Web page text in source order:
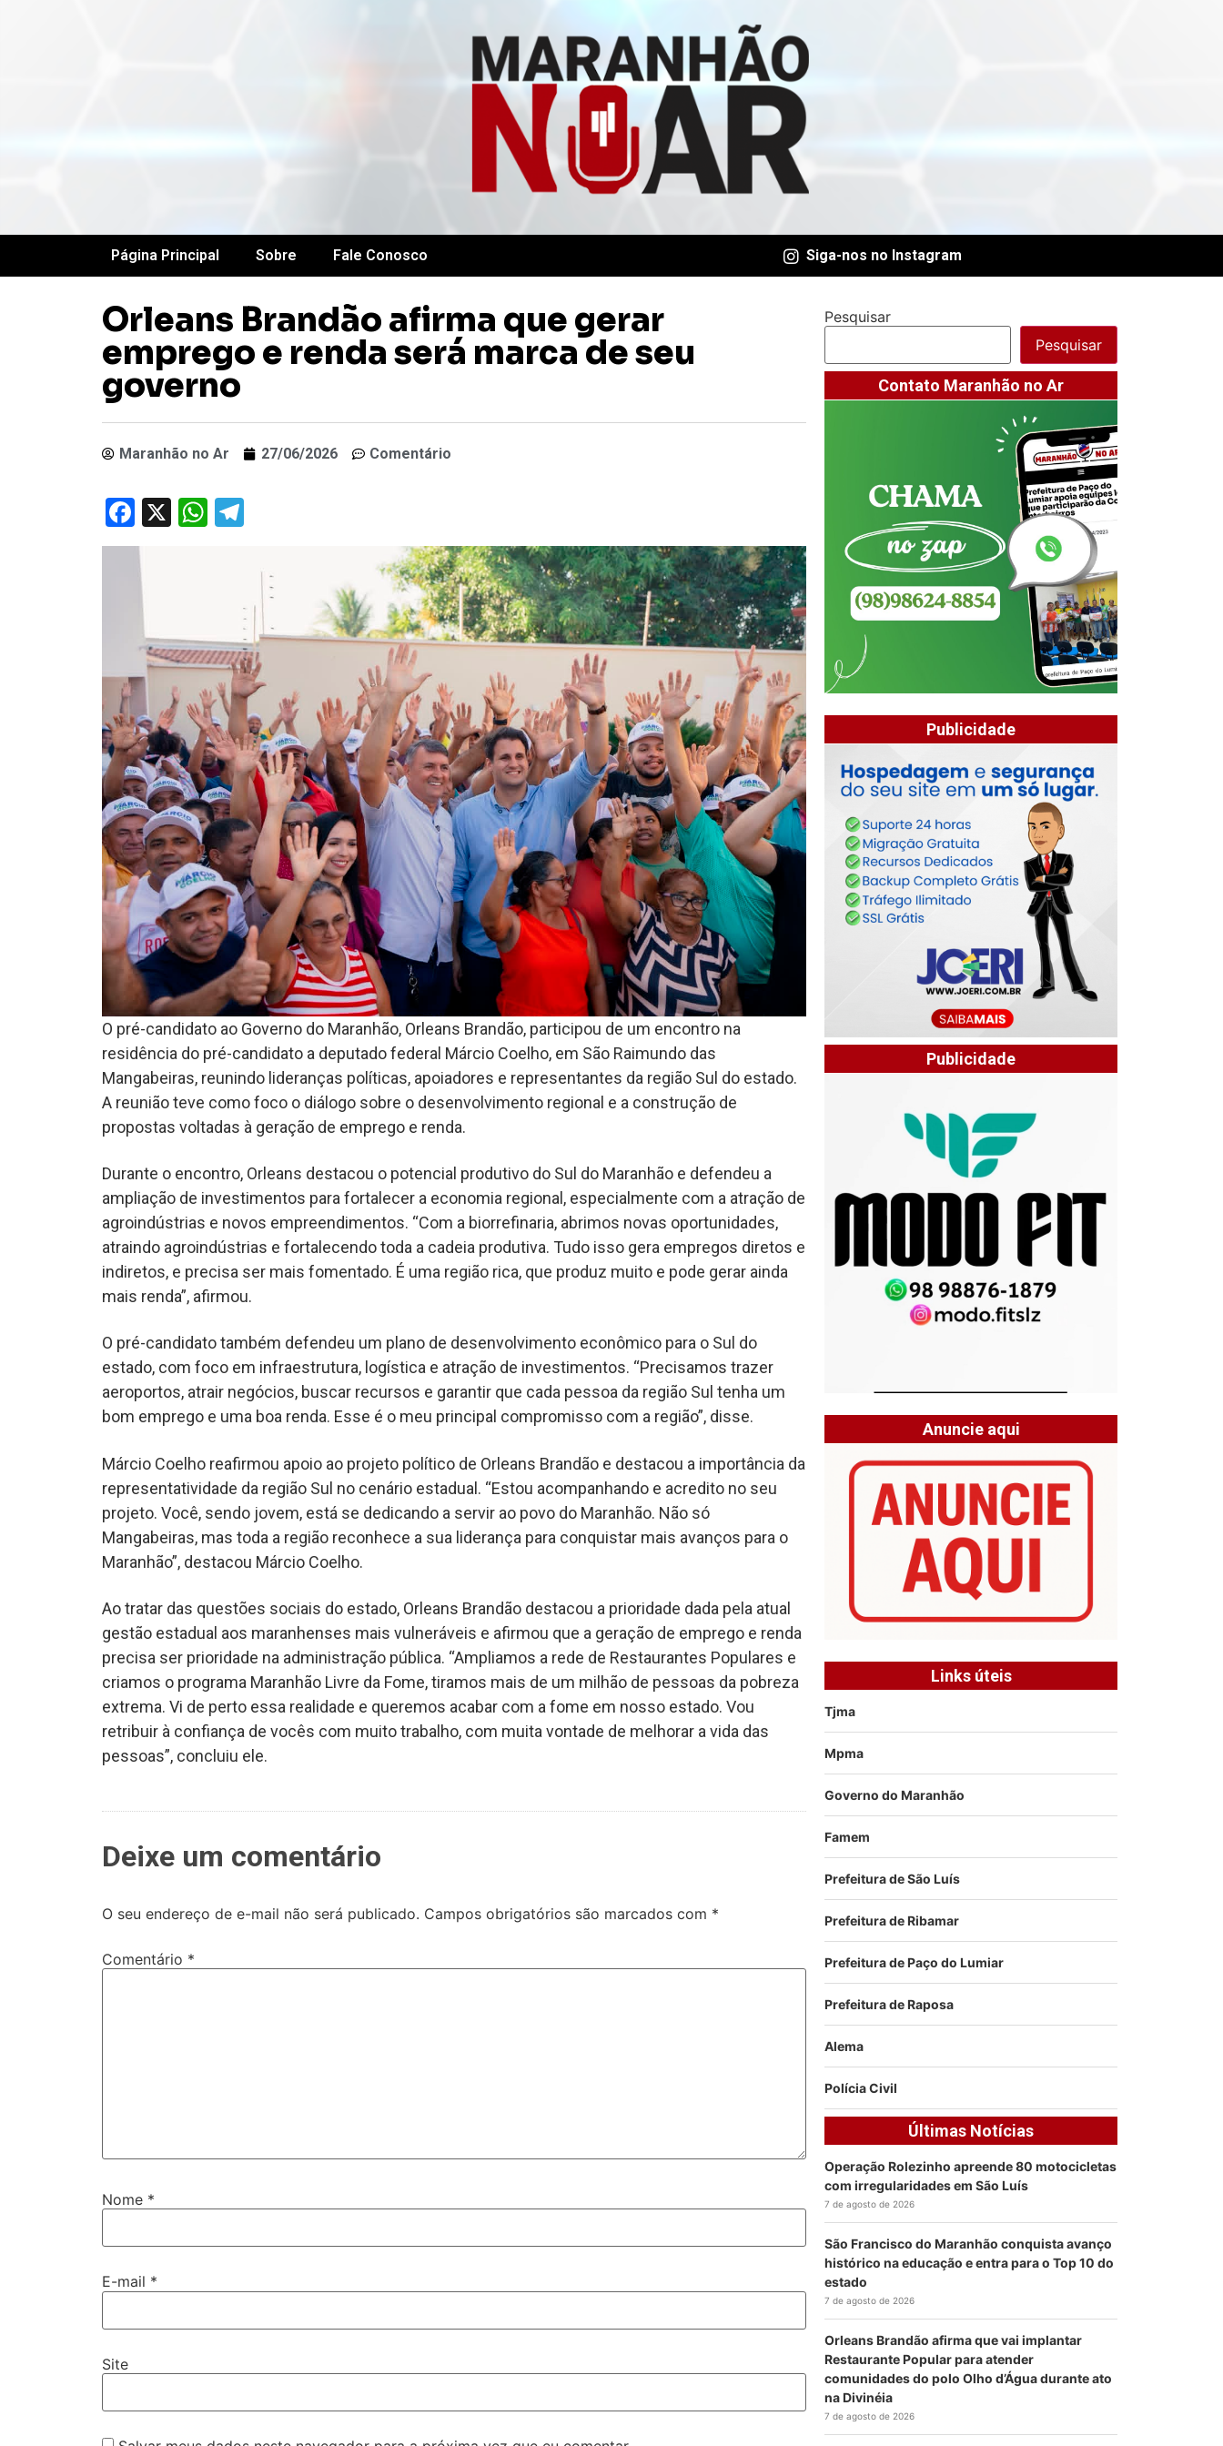
Página Principal Sobre Fale Conosco Siga-nos no Instagram
Orleans Brandão afirma que gerar
emprego e renda será marca de seu
governo
Maranhão no Ar 27/06/2026 Comentário
Facebook
X WhatsApp
O pré-candidato ao Governo do Maranhão, Orleans Brandão, participou de um encontro na
residência do pré-candidato a deputado federal Márcio Coelho, em São Raimundo das
Mangabeiras, reunindo lideranças políticas, apoiadores e representantes da região Sul do estado.
A reunião teve como foco o diálogo sobre o desenvolvimento regional e a construção de
propostas voltadas à geração de emprego e renda.
Durante o encontro, Orleans destacou o potencial produtivo do Sul do Maranhão e defendeu a
ampliação de investimentos para fortalecer a economia regional, especialmente com a atração de
agroindústrias e novos empreendimentos. “Com a biorrefinaria, abrimos novas oportunidades,
atraindo agroindústrias e fortalecendo toda a cadeia produtiva. Tudo isso gera empregos diretos e
indiretos, e precisa ser mais fomentado. É uma região rica, que produz muito e pode gerar ainda
mais renda”, afirmou.
O pré-candidato também defendeu um plano de desenvolvimento econômico para o Sul do
estado, com foco em infraestrutura, logística e atração de investimentos. “Precisamos trazer
aeroportos, atrair negócios, buscar recursos e garantir que cada pessoa da região Sul tenha um
bom emprego e uma boa renda. Esse é o meu principal compromisso com a região”, disse.
Márcio Coelho reafirmou apoio ao projeto político de Orleans Brandão e destacou a importância da
representatividade da região Sul no cenário estadual. “Estou acompanhando e acredito no seu
projeto. Você, sendo jovem, está se dedicando a servir ao povo do Maranhão. Não só
Mangabeiras, mas toda a região reconhece a sua liderança para conquistar mais avanços para o
Maranhão”, destacou Márcio Coelho.
Ao tratar das questões sociais do estado, Orleans Brandão destacou a prioridade dada pela atual
gestão estadual aos maranhenses mais vulneráveis e afirmou que a geração de emprego e renda
precisa ser prioridade na administração pública. “Ampliamos a rede de Restaurantes Populares e
criamos o programa Maranhão Livre da Fome, tiramos mais de um milhão de pessoas da pobreza
extrema. Vi de perto essa realidade e queremos acabar com a fome em nosso estado. Vou
retribuir à confiança de vocês com muito trabalho, com muita vontade de melhorar a vida das
pessoas”, concluiu ele.
Deixe um comentário
O seu endereço de e-mail não será publicado. Campos obrigatórios são marcados com *
Comentário *
Nome *
E-mail *
Site
Pesquisar
Pesquisar
Contato Maranhão no Ar
Publicidade
Publicidade
Anuncie aqui
Links úteis
Tjma
Mpma
Governo do Maranhão
Famem
Prefeitura de São Luís
Prefeitura de Ribamar
Prefeitura de Paço do Lumiar
Prefeitura de Raposa
Alema
Polícia Civil
Últimas Notícias
Operação Rolezinho apreende 80 motocicletas
com irregularidades em São Luís
7 de agosto de 2026
São Francisco do Maranhão conquista avanço
histórico na educação e entra para o Top 10 do
estado
7 de agosto de 2026
Orleans Brandão afirma que vai implantar
Restaurante Popular para atender
comunidades do polo Olho d’Água durante ato
na Divinéia
7 de agosto de 2026